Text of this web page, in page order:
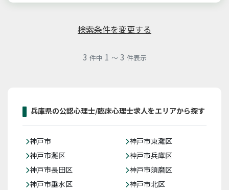
検索条件を変更する
3 件中 1 ～ 3 件表示
兵庫県の公認心理士/臨床心理士求人をエリアから探す
神戸市
神戸市東灘区
神戸市灘区
神戸市兵庫区
神戸市長田区
神戸市須磨区
神戸市垂水区
神戸市北区